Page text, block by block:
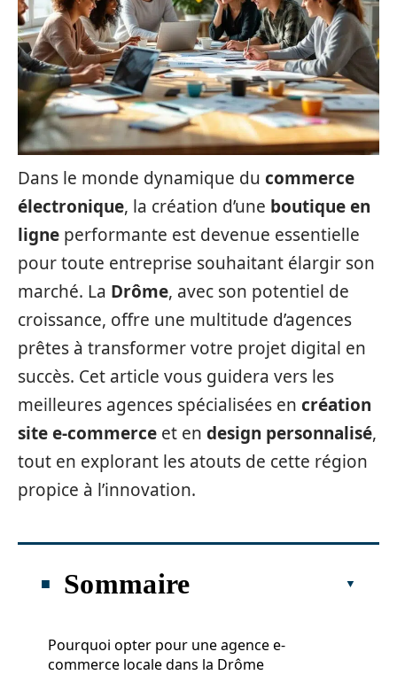
Dans le monde dynamique du commerce
électronique, la création d’une boutique en
ligne performante est devenue essentielle
pour toute entreprise souhaitant élargir son
marché. La Drôme, avec son potentiel de
croissance, offre une multitude d’agences
prêtes à transformer votre projet digital en
succès. Cet article vous guidera vers les
meilleures agences spécialisées en création
site e-commerce et en design personnalisé,
tout en explorant les atouts de cette région
propice à l’innovation.
Sommaire
Pourquoi opter pour une agence e-
commerce locale dans la Drôme